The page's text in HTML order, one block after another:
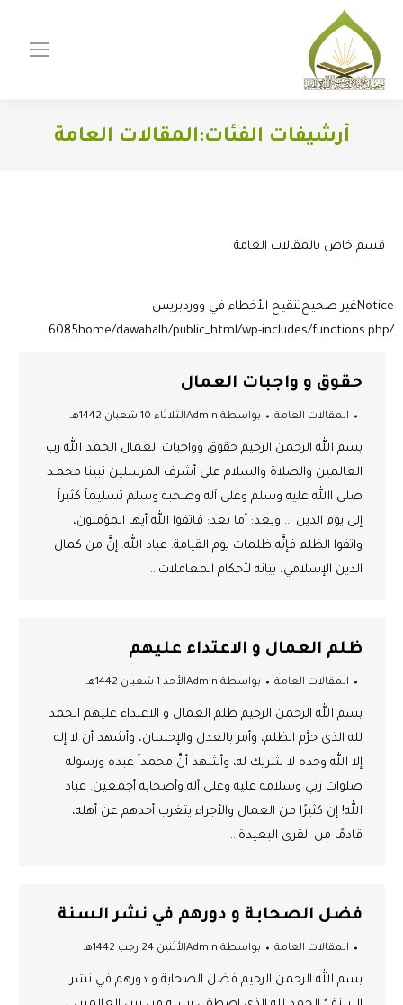
أرشيفات الفئات:المقالات العامة
قسم خاص بالمقالات العامة
Noticeغير صحيحتنقيح الأخطاء في ووردبريس
/home/dawahalh/public_html/wp-includes/functions.php
6085
حقوق و واجبات العمال
المقالات العامة بواسطة Adminالثلاثاء 10 شعبان 1442هـ
بسم الله الرحمن الرحيم حقوق وواجبات العمال الحمد الله رب
العالمين والصلاة والسلام على أشرف المرسلين نبينا محمـد
صلى االله عليه وسلم وعلى آله وصحبه وسلم تسليماً كثيراً
إلى يوم الدين … وبعد: أما بعد: فاتقوا الله أيها المؤمنون،
واتقوا الظلم فإنَّه ظلمات يوم القيامة. عباد الله: إنَّ من كمال
الدين الإسلامي، بيانه لأحكام المعاملات…
ظلم العمال و الاعتداء عليهم
المقالات العامة بواسطة Adminالأحد 1 شعبان 1442هـ
بسم الله الرحمن الرحيم ظلم العمال و الاعتداء عليهم الحمد
لله الذي حرَّم الظلم، وأمر بالعدل والإحسان، وأشهد أن لا إله
إلا الله وحده لا شريك له، وأشهد أنَّ محمداً عبده ورسوله
صلوات ربي وسلامه عليه وعلى آله وأصحابه أجمعين. عباد
الله! إن كثيرًا من العمال والأجراء يتغرب أحدهم عن أهله،
قادمًا من القرى البعيدة…
فضل الصحابة و دورهم في نشر السنة
المقالات العامة بواسطة Adminالأثنين 24 رجب 1442هـ
بسم الله الرحمن الرحيم فضل الصحابة و دورهم في نشر